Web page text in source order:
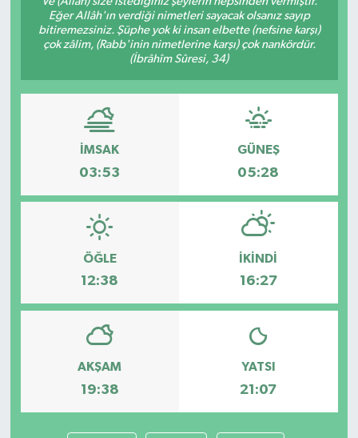
Eğer Allâh'ın verdiği nimetleri sayacak olsanız sayıp
bitiremezsiniz. Şüphe yok ki insan elbette (nefsine karşı)
çok zâlim, (Rabb'inin nimetlerine karşı) çok nankördür.
(İbrâhîm Sûresi, 34)
İMSAK
03:53
GÜNEŞ
05:28
ÖĞLE
12:38
İKINDI
16:27
AKŞAM
19:38
YATSI
21:07
KÜLTÜR SANAT
SAĞLIK
SİYASET
TEKNOLOJİ
VİZYONDAKİLER
YAŞAM